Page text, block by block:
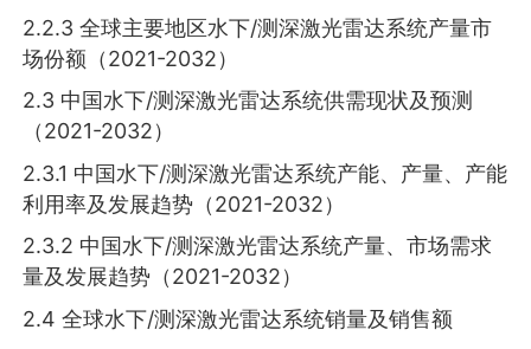
2.2.3 全球主要地区水下/测深激光雷达系统产量市
场份额（2021-2032）
2.3 中国水下/测深激光雷达系统供需现状及预测
（2021-2032）
2.3.1 中国水下/测深激光雷达系统产能、产量、产能
利用率及发展趋势（2021-2032）
2.3.2 中国水下/测深激光雷达系统产量、市场需求
量及发展趋势（2021-2032）
2.4 全球水下/测深激光雷达系统销量及销售额